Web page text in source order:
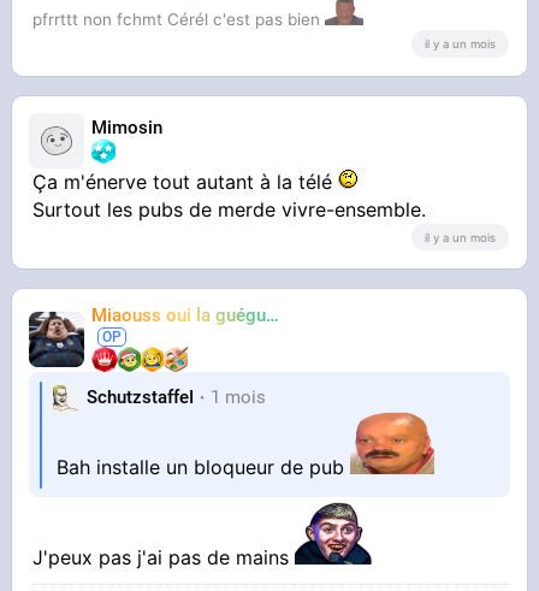
pfrrttt non fchmt Cérél c'est pas bien
il y a un mois
Mimosin
Ça m'énerve tout autant à la télé
Surtout les pubs de merde vivre-ensemble.
il y a un mois
Miaouss oui la guéguérre
SchutzstaffeI 1 mois
Bah installe un bloqueur de pub
J'peux pas j'ai pas de mains